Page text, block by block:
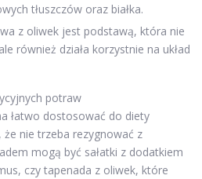
tłuszczów oraz białka.
z oliwek jest podstawą, która nie
również działa korzystnie na układ
potraw
łatwo dostosować do diety
nie trzeba rezygnować z
mogą być sałatki z dodatkiem
czy tapenada z oliwek, które